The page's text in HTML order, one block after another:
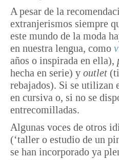
A pesar de la
extranjerismos siempre
este mundo de la moda
en nuestra lengua, como
años o inspirada en ella),
hecha en serie) y outlet
rebajados). Si se utilizan
en cursiva o, si no se
entrecomilladas.
Algunas voces de otros
(‘taller o estudio de un
se han incorporado ya